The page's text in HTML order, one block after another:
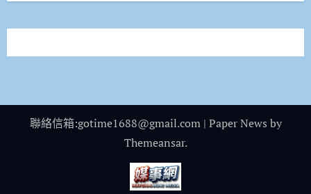
聯絡信箱:gotime1688@gmail.com | Paper News by
Themeansar.